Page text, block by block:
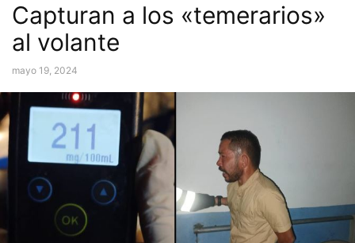
Capturan a los «temerarios»
al volante
mayo 19, 2024